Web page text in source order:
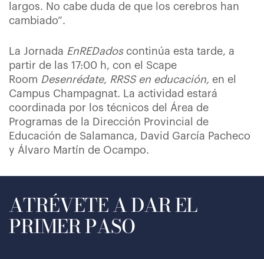
largos. No cabe duda de que los cerebros han
cambiado”.
La Jornada EnREDadoscontinúa esta tarde, a
partir de las 17:00 h, con el Scape
Room Desenrédate, RRSS en educación, en el
Campus Champagnat. La actividad estará
coordinada por los técnicos del Área de
Programas de la Dirección Provincial de
Educación de Salamanca, David García Pacheco
y Álvaro Martín de Ocampo.
ATRÉVETE A DAR EL
PRIMER PASO